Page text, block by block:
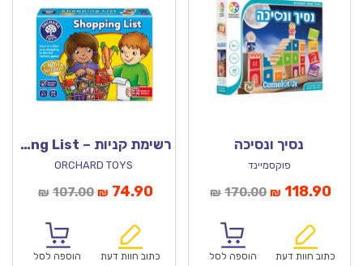
נסיך ונסיכה
פוקסמיינד
₪ 170.00המחיר
₪170.00.
₪ 118.90
כתוב חוות דעת הוספה לסל
רשימת קניות – Shopping List
ORCHARD TOYS
₪ 107.00המחיר
היה:
₪107.00.
₪ 74.90המחיר
₪74.90.
כתוב חוות דעת הוספה לסל